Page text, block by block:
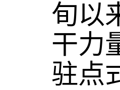
旬以
干力
驻点